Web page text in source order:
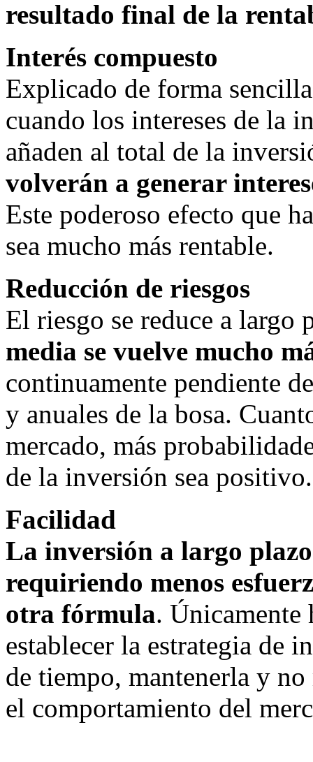
resultado final de la
Interés compuesto
Explicado de forma
cuando los intereses de la
añaden al total de la
volverán a generar
Este poderoso efecto que
sea mucho más rentable.
Reducción de riesgos
El riesgo se reduce a largo
media se vuelve mucho
continuamente pendiente
y anuales de la bosa.
mercado, más
de la inversión sea positivo.
Facilidad
La inversión a largo
requiriendo menos
otra fórmula.
establecer la estrategia de
de tiempo, mantenerla y
el comportamiento del